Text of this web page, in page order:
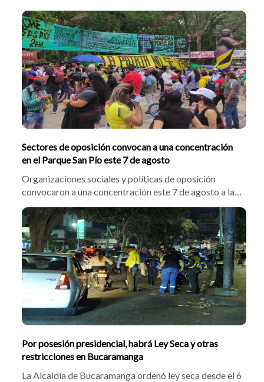
Sectores de oposición convocan a una concentración
en el Parque San Pío este 7 de agosto
Organizaciones sociales y políticas de oposición
convocaron a una concentración este 7 de agosto a las
3:00 p.m. en el Parque San Pío de Bucaramanga. Pese a
que no habrá marchas, residentes de Cabecera temen
afectaciones comerciales, mientras la Fuerza Pública
reforzó la vigilancia.
Por posesión presidencial, habrá Ley Seca y otras
restricciones en Bucaramanga
La Alcaldía de Bucaramanga ordenó ley seca desde el 6